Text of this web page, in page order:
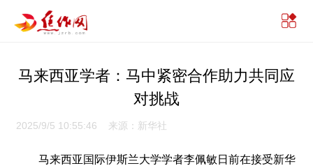
马来西亚学者：马中紧密合作助力共同应
对挑战
2025/9/5 10:55:46 来源：新华社
马来西亚国际伊斯兰大学学者李佩敏日前在接受新华